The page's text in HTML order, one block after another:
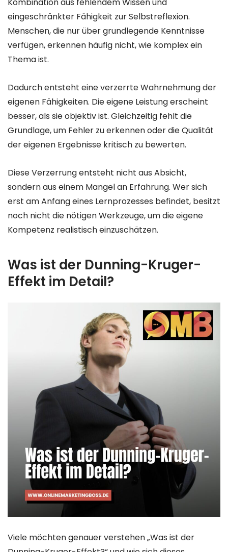
eingeschränkter Fähigkeit zur Selbstreflexion.
Menschen, die nur über grundlegende Kenntnisse
verfügen, erkennen häufig nicht, wie komplex ein
Thema ist.
Dadurch entsteht eine verzerrte Wahrnehmung der
eigenen Fähigkeiten. Die eigene Leistung erscheint
besser, als sie objektiv ist. Gleichzeitig fehlt die
Grundlage, um Fehler zu erkennen oder die Qualität
der eigenen Ergebnisse kritisch zu bewerten.
Diese Verzerrung entsteht nicht aus Absicht,
sondern aus einem Mangel an Erfahrung. Wer sich
erst am Anfang eines Lernprozesses befindet, besitzt
noch nicht die nötigen Werkzeuge, um die eigene
Kompetenz realistisch einzuschätzen.
Was ist der Dunning-Kruger-
Effekt im Detail?
Viele möchten genauer verstehen „Was ist der